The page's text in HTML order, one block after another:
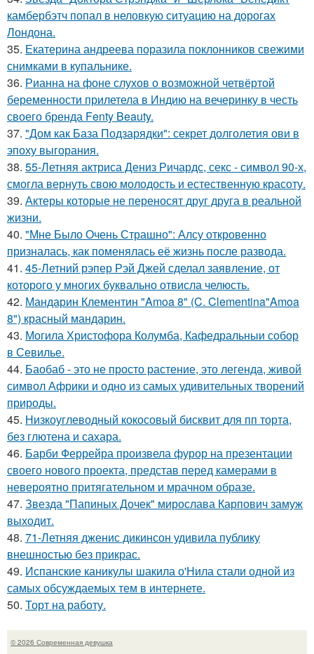
камбербэтч попал в неловкую ситуацию на дорогах
Лондона.
35. Екатерина андреева поразила поклонников свежими
снимками в купальнике.
36. Рианна на фоне слухов о возможной четвёртой
беременности прилетела в Индию на вечеринку в честь
своего бренда Fenty Beauty.
37. "Дом как База Подзарядки": секрет долголетия ови в
эпоху выгорания.
38. 55-Летняя актриса Дениз Ричардс, секс - символ 90-х,
смогла вернуть свою молодость и естественную красоту.
39. Актеры которые не переносят друг друга в реальной
жизни.
40. "Мне Было Очень Страшно": Алсу откровенно
призналась, как поменялась её жизнь после развода.
41. 45-Летний рэпер Рэй Джей сделал заявление, от
которого у многих буквально отвисла челюсть.
42. Мандарин Клементин "Amoa 8" (C. Clementina"Amoa
8") красный мандарин.
43. Могила Христофора Колумба, Кафедральныи собор
в Севилье.
44. Баобаб - это не просто растение, это легенда, живой
символ Африки и одно из самых удивительных творений
природы.
45. Низкоуглеводный кокосовый бисквит для пп торта,
без глютена и сахара.
46. Барби Феррейра произвела фурор на презентации
своего нового проекта, представ перед камерами в
невероятно притягательном и мрачном образе.
47. Звезда "Папиных Дочек" мирослава Карпович замуж
выходит.
48. 71-Летняя дженис дикинсон удивила публику
внешностью без прикрас.
49. Испанские каникулы шакила о'Нила стали одной из
самых обсуждаемых тем в интернете.
50. Торт на работу.
© 2026 Современная девушка